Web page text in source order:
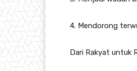
4. Mendorong
Dari Rakyat untuk